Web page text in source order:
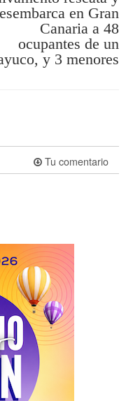
en Gran
Canaria a 48
ocupantes de un
y 3 menores
Tu comentario